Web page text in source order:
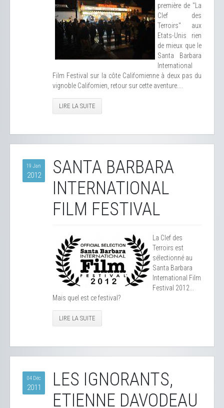
première de "La
Clef des
Terroirs" aux
Etats-Unis rien
de mieux que le
Santa Barbara
International
Film Festival sur la côte Californienne à deux pas du
vignoble Californien, retour sur cette aventure....
LIRE LA SUITE
19 Jan
2012
SANTA BARBARA
INTERNATIONAL
FILM FESTIVAL
La Clef des
Terroirs est
sélectionné au
Santa Barbara
International Film
Festival 2012...
Mais quel est ce festival?
LIRE LA SUITE
04 Déc
2011
LES IGNORANTS,
ETIENNE DAVODEAU